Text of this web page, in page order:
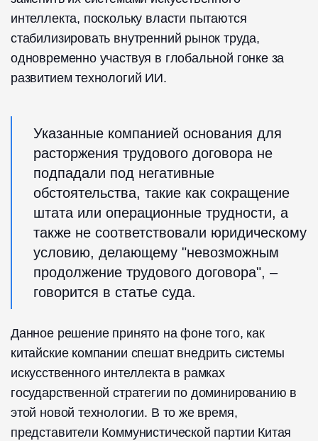
интеллекта, поскольку власти пытаются
стабилизировать внутренний рынок труда,
одновременно участвуя в глобальной гонке за
развитием технологий ИИ.
Указанные компанией основания для
расторжения трудового договора не
подпадали под негативные
обстоятельства, такие как сокращение
штата или операционные трудности, а
также не соответствовали юридическому
условию, делающему "невозможным
продолжение трудового договора", –
говорится в статье суда.
Данное решение принято на фоне того, как
китайские компании спешат внедрить системы
искусственного интеллекта в рамках
государственной стратегии по доминированию в
этой новой технологии. В то же время,
представители Коммунистической партии Китая